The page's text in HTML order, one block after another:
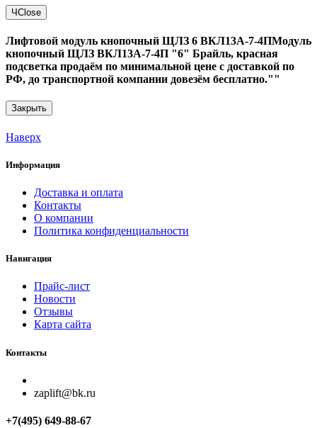
ЧClose
Лифтовой модуль кнопочный ЩЛЗ 6 ВКЛ13А-7-4ПМодуль
кнопочный ЩЛЗ ВКЛ13А-7-4П "6" Брайль, красная
подсветка продаём по минимальной цене с доставкой по
РФ, до транспортной компании довезём бесплатно.""
Закрыть
Наверх
Информация
Доставка и оплата
Контакты
О компании
Политика конфиденциальности
Навигация
Прайс-лист
Новости
Отзывы
Карта сайта
Контакты
zaplift@bk.ru
+7(495) 649-88-67